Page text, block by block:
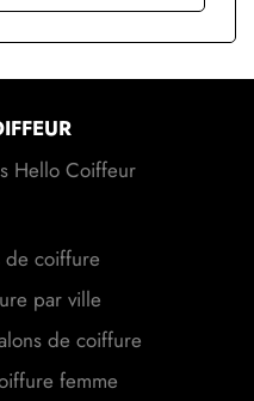
Hello Coiffeur
de coiffure
par ville
de coiffure
femme